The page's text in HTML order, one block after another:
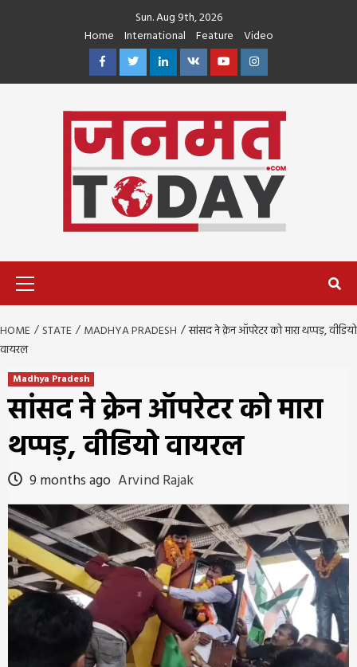
Sun. Aug 9th, 2026
Home
International Feature
Video
FacebookTwitterLinkedin
VK YoutubeInstagram
HOME STATE MADHYA PRADESH
सांसद ने क्रेन ऑपरेटर को मारा थप्पड़, वीडियो
वायरल
Madhya Pradesh
सांसद ने क्रेन ऑपरेटर को मारा
थप्पड़, वीडियो वायरल
9 months ago Arvind Rajak